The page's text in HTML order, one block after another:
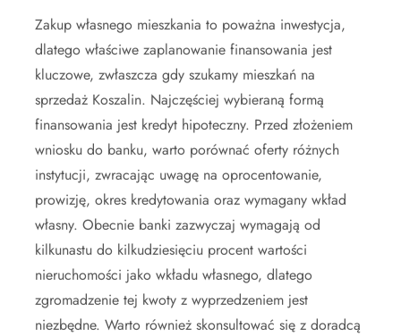
Zakup własnego mieszkania to poważna inwestycja,
dlatego właściwe zaplanowanie finansowania jest
kluczowe, zwłaszcza gdy szukamy mieszkań na
sprzedaż Koszalin. Najczęściej wybieraną formą
finansowania jest kredyt hipoteczny. Przed złożeniem
wniosku do banku, warto porównać oferty różnych
instytucji, zwracając uwagę na oprocentowanie,
prowizję, okres kredytowania oraz wymagany wkład
własny. Obecnie banki zazwyczaj wymagają od
kilkunastu do kilkudziesięciu procent wartości
nieruchomości jako wkładu własnego, dlatego
zgromadzenie tej kwoty z wyprzedzeniem jest
niezbędne. Warto również skonsultować się z doradcą